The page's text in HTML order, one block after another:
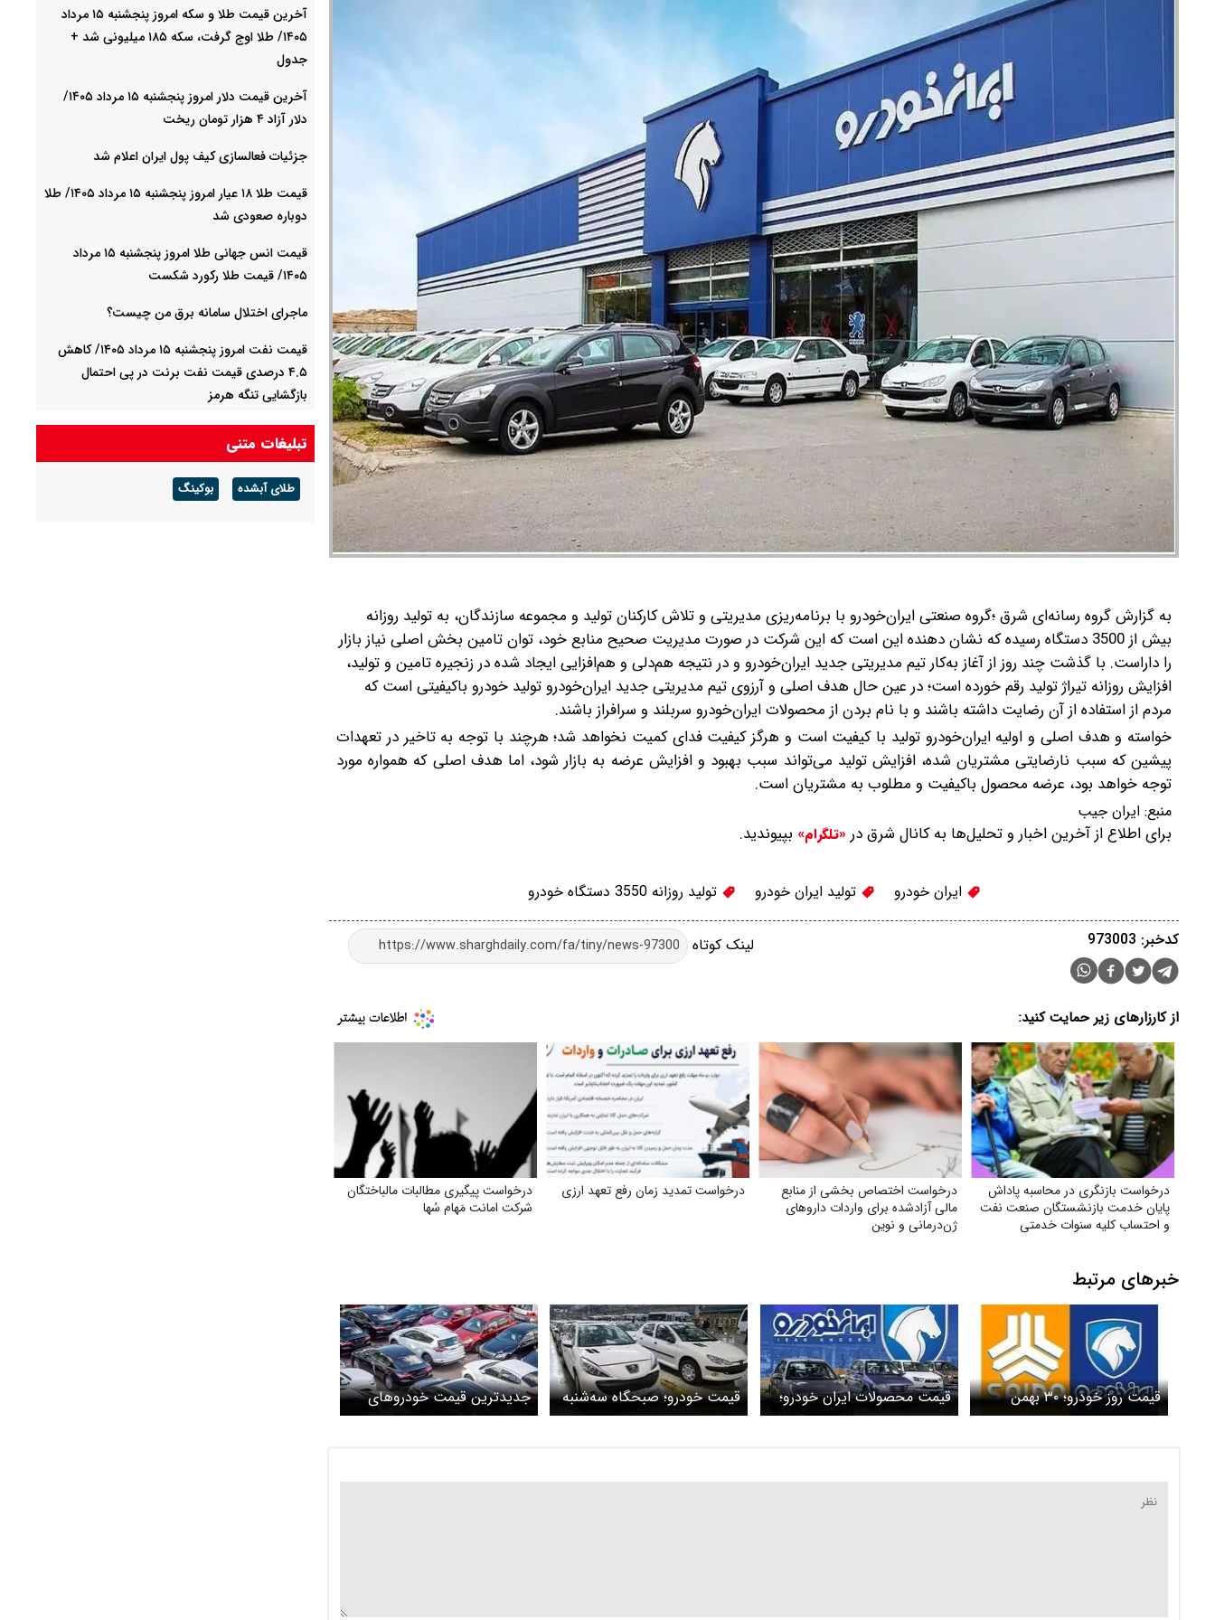
به گزارش گروه رسانه‌ای شرق ؛گروه صنعتی ایران‌خودرو با برنامه‌ریزی مدیریتی و تلاش کارکنان تولید و مجموعه سازندگان، به تولید روزانه
بیش از 3500 دستگاه رسیده که نشان دهنده این است که این شرکت در صورت مدیریت صحیح منابع خود، توان تامین بخش اصلی نیاز بازار
را داراست. با گذشت چند روز از آغاز به‌کار تیم مدیریتی جدید ایران‌خودرو و در نتیجه هم‌دلی و هم‌افزایی ایجاد شده در زنجیره تامین و تولید،
افزایش روزانه تیراژ تولید رقم خورده است؛ در عین حال هدف اصلی و آرزوی تیم مدیریتی جدید ایران‌خودرو تولید خودرو باکیفیتی است که
مردم از استفاده از آن رضایت داشته‌ باشند و با نام بردن از محصولات ایران‌خودرو سربلند و سرافراز باشند.
خواسته و هدف اصلی و اولیه ایران‌خودرو تولید با کیفیت است و هرگز کیفیت فدای کمیت نخواهد شد؛ هرچند با توجه به تاخیر در تعهدات
پیشین که سبب نارضایتی مشتریان شده، افزایش تولید می‌تواند سبب بهبود و افزایش عرضه به بازار شود، اما هدف اصلی که همواره مورد
توجه خواهد بود، عرضه محصول باکیفیت و مطلوب به مشتریان است.
منبع: ایران جیب
برای اطلاع از آخرین اخبار و تحلیل‌ها به کانال شرق در «تلگرام» بپیوندید.
ایران خودرو تولید ایران خودرو تولید روزانه 3550 دستگاه خودرو
لینک کوتاه کدخبر: 973003
از کارزارهای زیر حمایت کنید:
درخواست بازنگری در محاسبه پاداش
پایان خدمت بازنشستگان صنعت نفت
و احتساب کلیه سنوات خدمتی
درخواست اختصاص بخشی از منابع
مالی آزادشده برای واردات داروهای
ژن‌درمانی و نوین
درخواست تمدید زمان رفع تعهد ارزی
درخواست پیگیری مطالبات مالباختگان
شرکت امانت مَهام سُها
خبرهای مرتبط
قیمت روز خودرو؛ ۳۰ بهمن
۱۴۰۳/ عقب‌نشینی محتاطانه
قیمت محصولات ایران خودرو؛
سه شنبه ۳۰ بهمن
قیمت خودرو؛ صبحگاه سه‌شنبه
۳۰ بهمن
جدیدترین قیمت خودروهای
پرفروش داخلی امروز 29 بهمن
آخرین قیمت طلا و سکه امروز پنجشنبه ۱۵ مرداد
۱۴۰۵/ طلا اوج گرفت، سکه ۱۸۵ میلیونی شد +
جدول
آخرین قیمت دلار امروز پنجشنبه ۱۵ مرداد ۱۴۰۵/
دلار آزاد ۴ هزار تومان ریخت
جزئیات فعالسازی کیف پول ایران اعلام شد
قیمت طلا ۱۸ عیار امروز پنجشنبه ۱۵ مرداد ۱۴۰۵/ طلا
دوباره صعودی شد
قیمت انس جهانی طلا امروز پنجشنبه ۱۵ مرداد
۱۴۰۵/ قیمت طلا رکورد شکست
ماجرای اختلال سامانه برق من چیست؟
قیمت نفت امروز پنجشنبه ۱۵ مرداد ۱۴۰۵/ کاهش
۴.۵ درصدی قیمت نفت برنت در پی احتمال
بازگشایی تنگه هرمز
قیمت خودرو‌های ایران خودرو امروز پنجشنبه ۱۵
مرداد ۱۴۰۵/ پژو ۲۰۷، تارا و دناپلاس چند؟ + جدول
تبلیغات متنی
طلای آبشده بوکینگ